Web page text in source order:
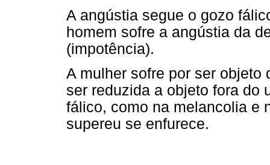
A angústia segue o gozo
homem sofre a angústia da
(impotência).
A mulher sofre por ser objeto
ser reduzida a objeto fora do
fálico, como na melancolia e
supereu se enfurece.